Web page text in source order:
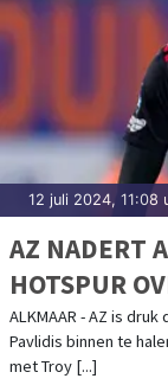
12 juli 2024, 11:08
AZ NADERT
HOTSPUR
ALKMAAR - AZ is
Pavlidis binnen te
met Troy [...]